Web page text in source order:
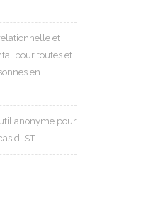
et
pour toutes et
en
anonyme pour
d’IST